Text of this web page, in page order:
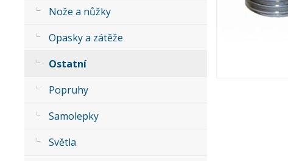
Nože a nůžky
Opasky a zátěže
Ostatní
Popruhy
Samolepky
Světla